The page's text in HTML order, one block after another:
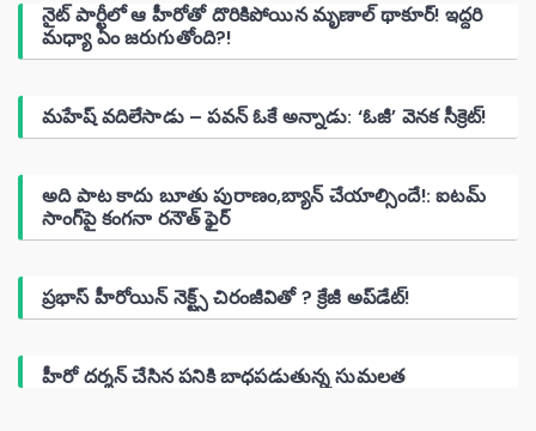
నైట్ పార్టీలో ఆ హీరోతో దొరికిపోయిన మృణాల్ థాకూర్! ఇద్దరి
మధ్యా ఏం జరుగుతోంది?!
మహేష్ వదిలేసాడు – పవన్ ఓకే అన్నాడు: ‘ఓజీ’ వెనక సీక్రెట్!
అది పాట కాదు బూతు పురాణం,బ్యాన్ చేయాల్సిందే!: ఐటమ్
సాంగ్‌పై కంగనా రనౌత్ ఫైర్
ప్రభాస్ హీరోయిన్ నెక్ట్స్ చిరంజీవితో ? క్రేజీ అప్‌డేట్!
హీరో దర్శన్ చేసిన పనికి బాధపడుతున్న సుమలత